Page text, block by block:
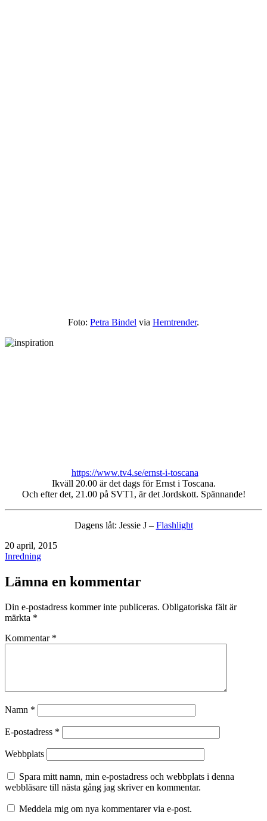
Foto: Petra Bindel via Hemtrender.
https://www.tv4.se/ernst-i-toscana
Ikväll 20.00 är det dags för Ernst i Toscana.
Och efter det, 21.00 på SVT1, är det Jordskott. Spännande!
Dagens låt: Jessie J – Flashlight
Publicerat
den
20 april, 2015
Kategoriserat
Inredning
Lämna en kommentar
Din e-postadress kommer inte publiceras. Obligatoriska fält är
märkta *
Kommentar *
Namn *
E-postadress *
Webbplats
Spara mitt namn, min e-postadress och webbplats i denna
webbläsare till nästa gång jag skriver en kommentar.
Meddela mig om nya kommentarer via e-post.